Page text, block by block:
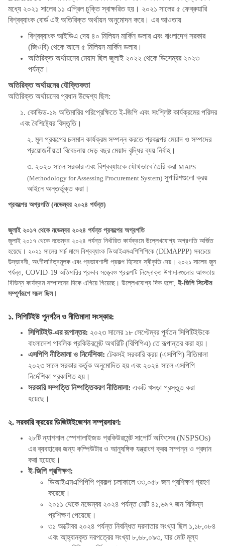
মধ্যে ২০২১ সালের ১১ এপ্রিল চুক্তি স্বাক্ষরিত হয়। ২০২১ সালের ৫ ফেব্রুয়ারি
বিশ্বব্যাংক বোর্ড এই অতিরিক্ত অর্থায়ন অনুমোদন করে। এর আওতায়
বিশ্বব্যাংক আইডিএ দেয় ৪০ মিলিয়ন মার্কিন ডলার এবং বাংলাদেশ সরকার
(জিওবি) থেকে আসে ৫ মিলিয়ন মার্কিন ডলার।
অতিরিক্ত অর্থায়নের মেয়াদ ছিল জুলাই ২০২২ থেকে ডিসেম্বর ২০২৩
পর্যন্ত।
অতিরিক্ত অর্থায়নের যৌক্তিকতা
অতিরিক্ত অর্থায়নের প্রধান উদ্দেশ্য ছিল:
১. কোভিড-১৯ অতিমারির পরিপ্রেক্ষিতে ই-জিপি এবং সংশ্লিষ্ট কার্যক্রমের পরিসর
এবং বৈশিষ্ট্যের বিস্তৃতি।
২. মূল প্রকল্পের চলমান কার্যক্রম সম্পন্ন করতে প্রকল্পের মেয়াদ ও সম্পদের
প্রয়োজনীয়তা বিবেচনায় দেড় বছর মেয়াদ বৃদ্ধির ব্যয় নির্বাহ।
৩. ২০২০ সালে সরকার এবং বিশ্বব্যাংকে যৌথভাবে তৈরি করা MAPS
(Methodology for Assessing Procurement System)সুপারিশগুলো ক্রয়
আইনে অন্তর্ভুক্ত করা।
প্রকল্পের অগ্রগতি (নভেম্বর ২০২৪ পর্যন্ত)
জুলাই ২০১৭ থেকে নভেম্বর ২০২৪ পর্যন্ত প্রকল্পের অগ্রগতি
জুলাই ২০১৭ থেকে নভেম্বর ২০২৪ পর্যন্ত নির্ধারিত কার্যক্রমে উল্লেখযোগ্য অগ্রগতি অর্জিত
হয়েছে। ২০২১ সালের মার্চ মাসে বিশ্বব্যাংক ডিআইএমএপিপিপিকে (DIMAPPP) সবচেয়ে
উদ্ভাবনী, অংশীদারিত্বমূলক এবং প্রভাবশালী প্রকল্প হিসেবে স্বীকৃতি দেয়। ২০২১ সালের জুন
পর্যন্ত, COVID-19 অতিমারির প্রভাব সত্ত্বেও প্রকল্পটি নিম্নোক্ত উপাদানগুলোর আওতায়
বিভিন্ন কার্যক্রম সম্পাদনের দিকে এগিয়ে গিয়েছে। উল্লেখযোগ্য দিক হলো, ই-জিপি সিস্টেম
সম্পূর্ণরূপে সচল ছিল।
১. সিপিটিইউ পুনর্গঠন ও নীতিমালা সংস্কার:
সিপিটিইউ-এর রূপান্তর: ২০২৩ সালের ১৮ সেপ্টেম্বর পূর্বতন সিপিটিইউকে
বাংলাদেশ পাবলিক প্রকিউরমেন্ট অথরিটি (বিপিপিএ) তে রূপান্তর করা হয়।
এসপিপি নীতিমালা ও নির্দেশিকা: টেকসই সরকারি ক্রয় (এসপিপি) নীতিমালা
২০২৩ সালে সরকার কর্তৃক অনুমোদিত হয় এবং ২০২৪ সালে এসপিপি
নির্দেশিকা প্রকাশিত হয়।
সরকারি সম্পত্তি নিষ্পত্তিকরণ নীতিমালা: একটি খসড়া প্রস্তুত করা
হয়েছে।
২. সরকারি ক্রয়ের ডিজিটাইজেশন সম্প্রসারণ:
২৮টি ন্যাশনাল স্পেশালাইজড প্রকিউরমেন্ট সাপোর্ট অফিসের (NSPSOs)
এর ব্যবহারের জন্য কম্পিউটার ও আনুষঙ্গিক যন্ত্রাংশ ক্রয় সম্পন্ন ও প্রদান
করা হয়েছে।
ই-জিপি প্রশিক্ষণ:
ডিআইএমএপিপিপি প্রকল্প চলাকালে ৩৩,০৫৮ জন প্রশিক্ষণ গ্রহণ
করেছে।
২০১১ থেকে নভেম্বর ২০২৪ পর্যন্ত মোট ৪১,৬৯৭ জন বিভিন্ন
প্রশিক্ষণ পেয়েছে।
৩১ অক্টোবর ২০২৪ পর্যন্ত নিবন্ধিত দরদাতার সংখ্যা ছিল ১,১৮,০৮৪
এবং আ্হ্বানকৃত দরপত্রের সংখ্যা ৮,৬৮,০৯৩, যার মোট মূল্য